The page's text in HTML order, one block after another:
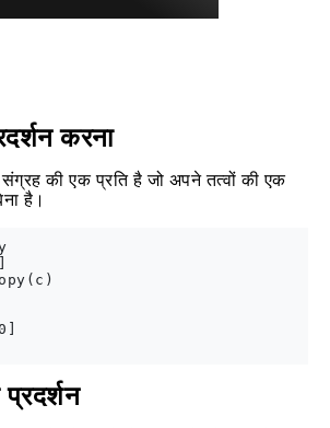
करना
की एक प्रति है जो अपने तत्वों की एक
है।